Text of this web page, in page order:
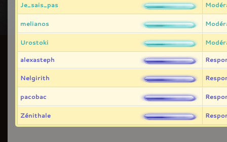
Je_sais_pas
melianos
Urostoki
alexasteph
Nelgirith
pacobac
Zénithale